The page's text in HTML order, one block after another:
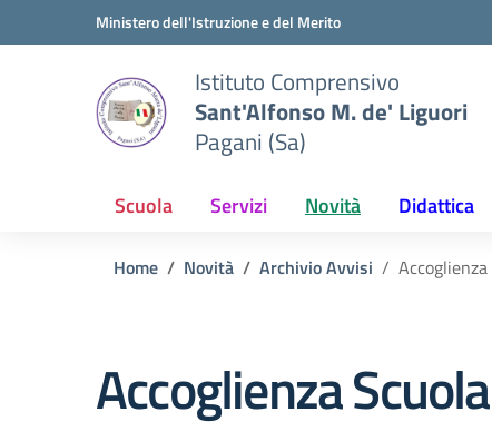
Vai ai contenuti
Vai al menu di navigazioneMinistero dell'Istruzione e del Merito
Istituto Comprensivo
Sant'Alfonso M. de' Liguori
Pagani (Sa)
Scuola Servizi Novità Didattica
Home Novità Archivio Avvisi
Accoglienza